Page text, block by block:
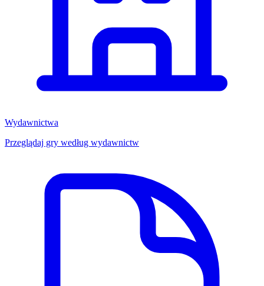
Wydawnictwa
Przeglądaj gry według wydawnictw